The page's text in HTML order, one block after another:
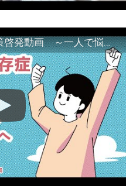
「ギャンブル等依存症対策啓発動画 ～一人で悩まず、家族で悩まず、まず！相談機関へ～」